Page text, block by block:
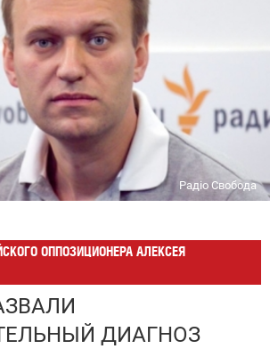
Радіо Свобода
ОППОЗИЦИОНЕРА АЛЕКСЕЯ
ДИАГНОЗ